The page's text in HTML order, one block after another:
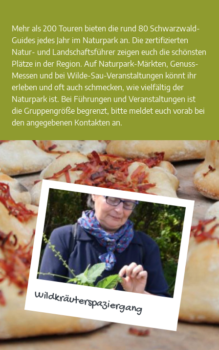
Wildkräuterspaziergang
Mehr als 200 Touren bieten die rund 80 Schwarzwald-
Guides jedes Jahr im Naturpark an. Die zertifizierten
Natur- und Landschaftsführer zeigen euch die schönsten
Plätze in der Region. Auf Naturpark-Märkten, Genuss-
Messen und bei Wilde-Sau-Veranstaltungen könnt ihr
erleben und oft auch schmecken, wie vielfältig der
Naturpark ist. Bei Führungen und Veranstaltungen ist
die Gruppengröße begrenzt, bitte meldet euch vorab bei
den angegebenen Kontakten an.